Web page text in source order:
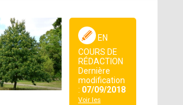
EN
COURS DE
RÉDACTION
Dernière
modification
: 07/09/2018
Voir les